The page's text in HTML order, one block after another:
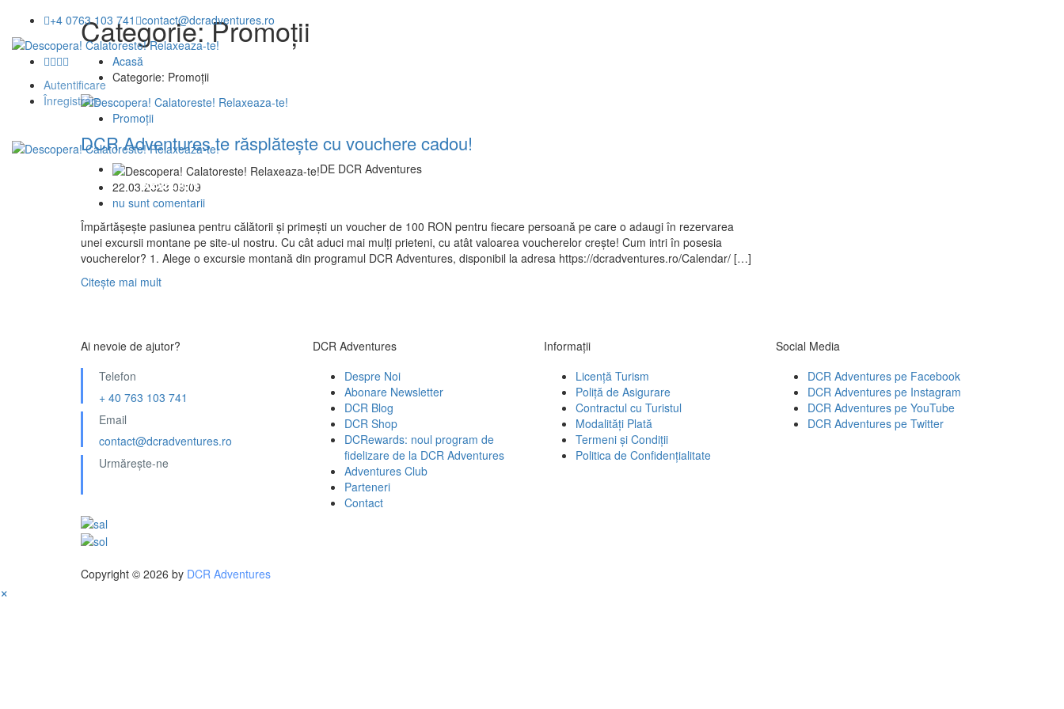
+4 0763 103 741 contact@dcradventures.ro
Autentificare
Înregistrare
REVELION 2027
Categorie:Promoții
Acasă
Categorie: Promoții
Promoții
DCR Adventures te răsplătește cu vouchere cadou!
DE DCR Adventures
22.03.2023 09:09
nu sunt comentarii
Împărtășește pasiunea pentru călătorii și primești un voucher de 100 RON pentru fiecare persoană pe care o adaugi în rezervarea
unei excursii montane pe site-ul nostru. Cu cât aduci mai mulți prieteni, cu atât valoarea voucherelor crește! Cum intri în posesia
voucherelor? 1. Alege o excursie montană din programul DCR Adventures, disponibil la adresa https://dcradventures.ro/Calendar/ […]
Citește mai mult
Ai nevoie de ajutor?
Telefon
+ 40 763 103 741
Email
contact@dcradventures.ro
Urmărește-ne
DCR Adventures
Despre Noi
Abonare Newsletter
DCR Blog
DCR Shop
DCRewards: noul program de
fidelizare de la DCR Adventures
Adventures Club
Parteneri
Contact
Informații
Licență Turism
Poliță de Asigurare
Contractul cu Turistul
Modalități Plată
Termeni și Condiții
Politica de Confidențialitate
Social Media
DCR Adventures pe Facebook
DCR Adventures pe Instagram
DCR Adventures pe YouTube
DCR Adventures pe Twitter
Copyright © 2026 by DCR Adventures
×